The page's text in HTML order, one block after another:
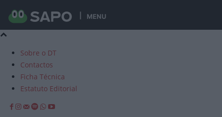
MENU
Sobre o DT
Contactos
Ficha Técnica
Estatuto Editorial